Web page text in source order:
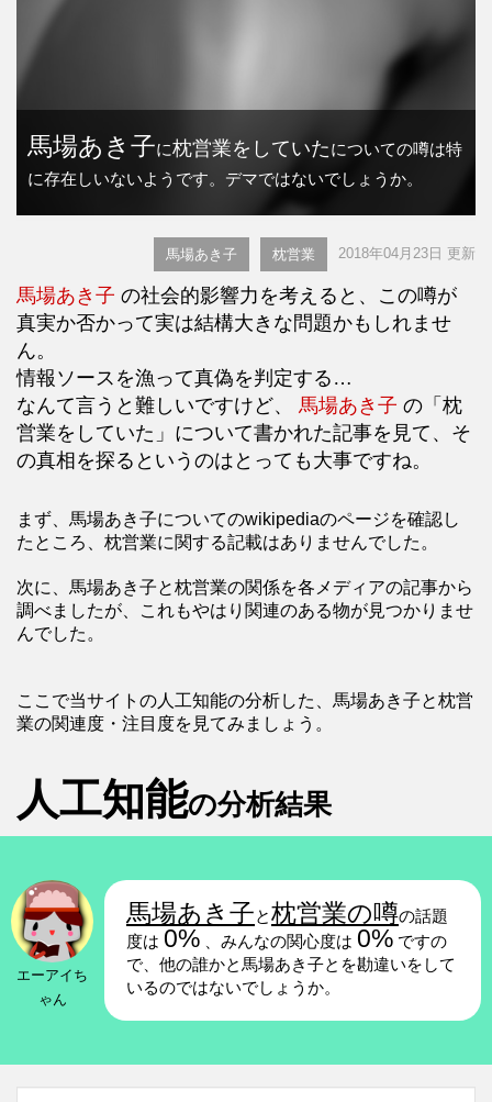
馬場あき子に枕営業をしていたについての噂は特
に存在しいないようです。デマではないでしょうか。
馬場あき子 枕営業 2018年04月23日 更新
馬場あき子 の社会的影響力を考えると、この噂が
真実か否かって実は結構大きな問題かもしれませ
ん。
情報ソースを漁って真偽を判定する…
なんて言うと難しいですけど、 馬場あき子 の「枕
営業をしていた」について書かれた記事を見て、そ
の真相を探るというのはとっても大事ですね。
まず、馬場あき子についてのwikipediaのページを確認し
たところ、枕営業に関する記載はありませんでした。
次に、馬場あき子と枕営業の関係を各メディアの記事から
調べましたが、これもやはり関連のある物が見つかりませ
んでした。
ここで当サイトの人工知能の分析した、馬場あき子と枕営
業の関連度・注目度を見てみましょう。
人工知能の分析結果
エーアイち
ゃん
馬場あき子と枕営業の噂の話題
度は 0% 、みんなの関心度は 0% ですの
で、他の誰かと馬場あき子とを勘違いをして
いるのではないでしょうか。